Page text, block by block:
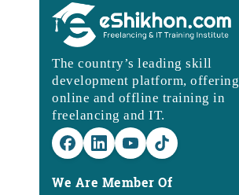
The country’s leading skill
development platform, offering
online and offline training in
freelancing and IT.
We Are Member Of